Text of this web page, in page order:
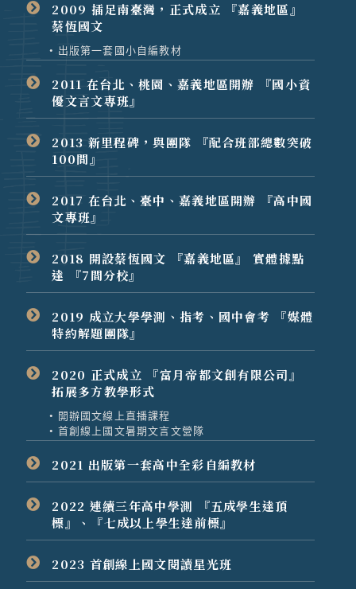
2009 插足南臺灣，正式成立 『嘉義地區』
蔡恆國文
• 出版第一套國小自編教材
2011 在台北、桃園、嘉義地區開辦 『國小資
優文言文專班』
2013 新里程碑，與團隊 『配合班部總數突破
100間』
2017 在台北、臺中、嘉義地區開辦 『高中國
文專班』
2018 開設蔡恆國文 『嘉義地區』 實體據點
達 『7間分校』
2019 成立大學學測、指考、國中會考 『媒體
特約解題團隊』
2020 正式成立 『富月帝都文創有限公司』
拓展多方教學形式
• 開辦國文線上直播課程
• 首創線上國文暑期文言文營隊
2021 出版第一套高中全彩自編教材
2022 連續三年高中學測 『五成學生達頂
標』、『七成以上學生達前標』
2023 首創線上國文閱讀星光班